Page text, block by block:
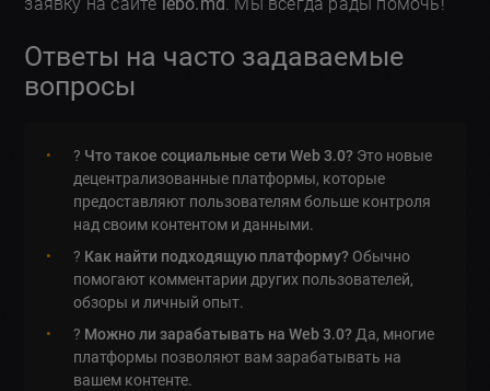
заявку на сайте lebo.md. Мы всегда рады помочь!
Ответы на часто задаваемые
вопросы
? Что такое социальные сети Web 3.0? Это новые
децентрализованные платформы, которые
предоставляют пользователям больше контроля
над своим контентом и данными.
? Как найти подходящую платформу? Обычно
помогают комментарии других пользователей,
обзоры и личный опыт.
? Можно ли зарабатывать на Web 3.0? Да, многие
платформы позволяют вам зарабатывать на
вашем контенте.